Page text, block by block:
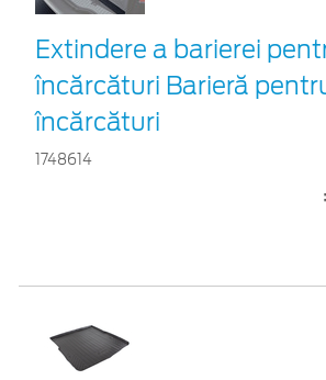
Extindere a barierei
încărcături Barieră
încărcături
1748614